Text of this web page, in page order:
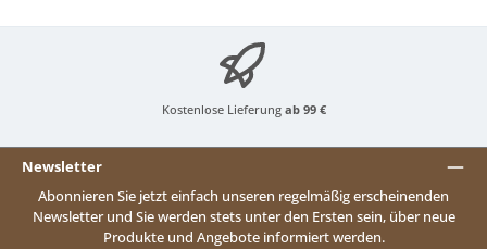
Kostenlose Lieferung ab 99 €
Newsletter
Abonnieren Sie jetzt einfach unseren regelmäßig erscheinenden
Newsletter und Sie werden stets unter den Ersten sein, über neue
Produkte und Angebote informiert werden.